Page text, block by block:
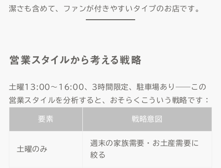
潔さも含めて、ファンが付きやすいタイプのお店です。
営業スタイルから考える戦略
土曜13:00〜16:00、3時間限定、駐車場あり——この
営業スタイルを分析すると、おそらくこういう戦略です：
要素 戦略意図
土曜のみ
週末の家族需要・お土産需要に
絞る